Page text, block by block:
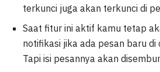
terkunci juga akan terkunci di
Saat fitur ini aktif kamu tetap
notifikasi jika ada pesan baru di
Tapi isi pesannya akan